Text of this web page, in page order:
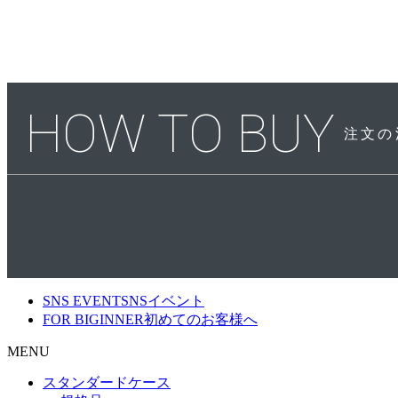
HOW TO BUY 注文の
SNS EVENTSNSイベント
FOR BIGINNER初めてのお客様へ
MENU
スタンダードケース